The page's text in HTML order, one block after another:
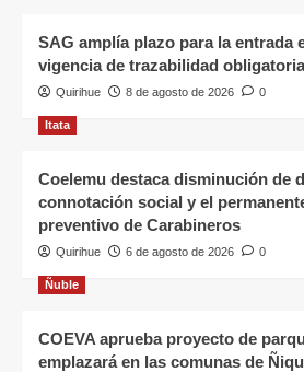
SAG amplía plazo para la entrada
vigencia de trazabilidad
Quirihue 8 de agosto de 2026 0
Itata
Coelemu destaca disminución de
connotación social y el
preventivo de Carabineros
Quirihue 6 de agosto de 2026 0
Ñuble
COEVA aprueba proyecto de
emplazará en las comunas de